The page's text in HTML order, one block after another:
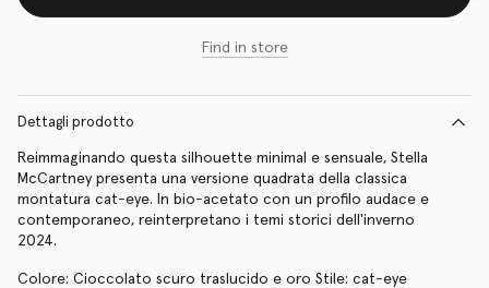
Find in store
Dettagli prodotto
Reimmaginando questa silhouette minimal e sensuale, Stella
McCartney presenta una versione quadrata della classica
montatura cat-eye. In bio-acetato con un profilo audace e
contemporaneo, reinterpretano i temi storici dell'inverno
2024.
Colore: Cioccolato scuro traslucido e oro Stile: cat-eye